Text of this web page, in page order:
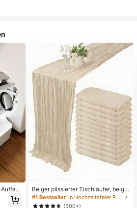
Beiger plissierter Tischläufer, beige
Tischdecke, Geburtstagsfeier-Zub
ehör, Geburtstagsdekoration, hellbr
#1 Bestseller
in Hochzeitsfeier Party-Tischdecke
(500+)